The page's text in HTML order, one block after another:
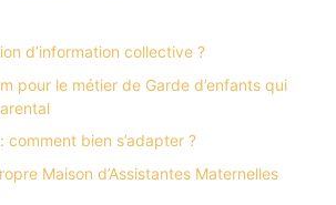
d’information collective ?
pour le métier de Garde d’enfants qui
comment bien s’adapter ?
Maison d’Assistantes Maternelles